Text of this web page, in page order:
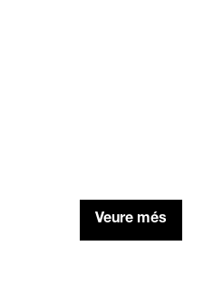
Veure més